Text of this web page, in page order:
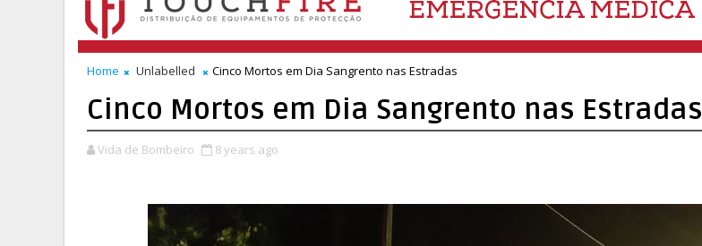
Home Unlabelled Cinco Mortos em Dia Sangrento nas Estradas
Cinco Mortos em Dia Sangrento nas Estradas
Vida de Bombeiro 8 years ago